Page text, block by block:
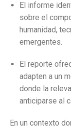
El informe
sobre el
humanidad,
emergentes.
El reporte
adapten a un
donde la
anticiparse al
En un contexto